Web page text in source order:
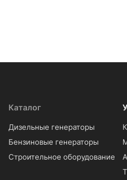
Каталог
Дизельные генераторы
Бензиновые генераторы
Строительное оборудование